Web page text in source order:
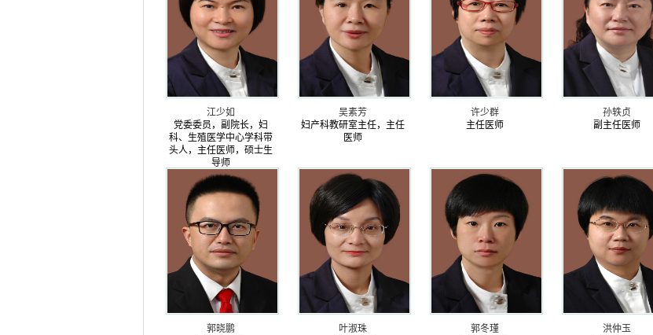
江少如
党委委员，副院长，妇
科、生殖医学中心学科带
头人，主任医师，硕士生
导师
吴素芳
妇产科教研室主任，主任
医师
许少群
主任医师
孙轶贞
副主任医师
郭晓鹏
叶淑珠
郭冬瑾
洪仲玉